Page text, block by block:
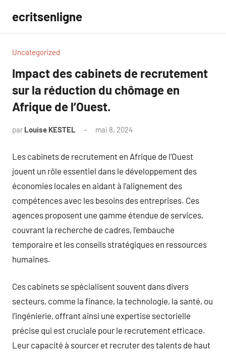
contenu
ecritsenligne
Uncategorized
Impact des cabinets de recrutement
sur la réduction du chômage en
Afrique de l’Ouest.
par Louise KESTEL mai 8, 2024
Les cabinets de recrutement en Afrique de l’Ouest
jouent un rôle essentiel dans le développement des
économies locales en aidant à l’alignement des
compétences avec les besoins des entreprises. Ces
agences proposent une gamme étendue de services,
couvrant la recherche de cadres, l’embauche
temporaire et les conseils stratégiques en ressources
humaines.
Ces cabinets se spécialisent souvent dans divers
secteurs, comme la finance, la technologie, la santé, ou
l’ingénierie, offrant ainsi une expertise sectorielle
précise qui est cruciale pour le recrutement efficace.
Leur capacité à sourcer et recruter des talents de haut